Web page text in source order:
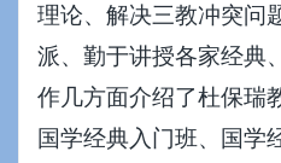
理论、解决三教冲突问
派、勤于讲授各家经典
作几方面介绍了杜保瑞
国学经典入门班、国学